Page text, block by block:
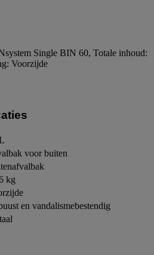
Single BIN 60, Totale inhoud:
Voorzijde
voor buiten
kg
en vandalismebestendig